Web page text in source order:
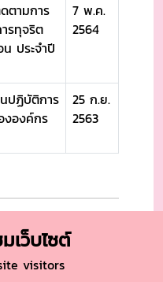
ตามการ
รทุจริต
ประจำปี
7 พ.ค.
2564
ปฏิบัติการ
งองค์กร
25 ก.ย.
2563
เว็บไซต์
visitors